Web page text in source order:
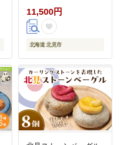
11,500円
北海道 北見市